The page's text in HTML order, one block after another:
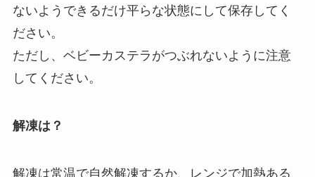
ないようできるだけ平らな状態にして保存してく
ださい。
ただし、ベビーカステラがつぶれないように注意
してください。
解凍は？
解凍は常温で自然解凍するか、レンジで加熱ある